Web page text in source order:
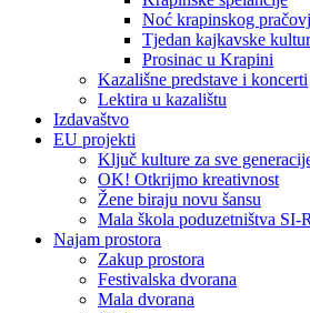
Noć krapinskog
Tjedan kajkavske
Prosinac u Krapini
Kazališne predstave i koncerti
Lektira u kazalištu
Izdavaštvo
EU projekti
Ključ kulture za sve
OK! Otkrijmo kreativnost
Žene biraju novu šansu
Mala škola poduzetništva SI-
Najam prostora
Zakup prostora
Festivalska dvorana
Mala dvorana